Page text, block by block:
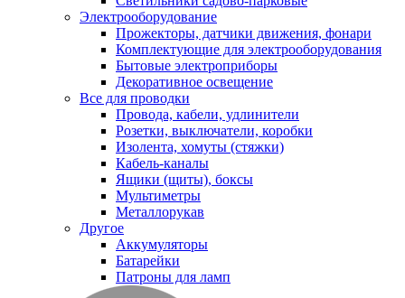
Электрооборудование
Прожекторы, датчики движения, фонари
Комплектующие для электрооборудования
Бытовые электроприборы
Декоративное освещение
Все для проводки
Провода, кабели, удлинители
Розетки, выключатели, коробки
Изолента, хомуты (стяжки)
Кабель-каналы
Ящики (щиты), боксы
Мультиметры
Металлорукав
Другое
Аккумуляторы
Батарейки
Патроны для ламп